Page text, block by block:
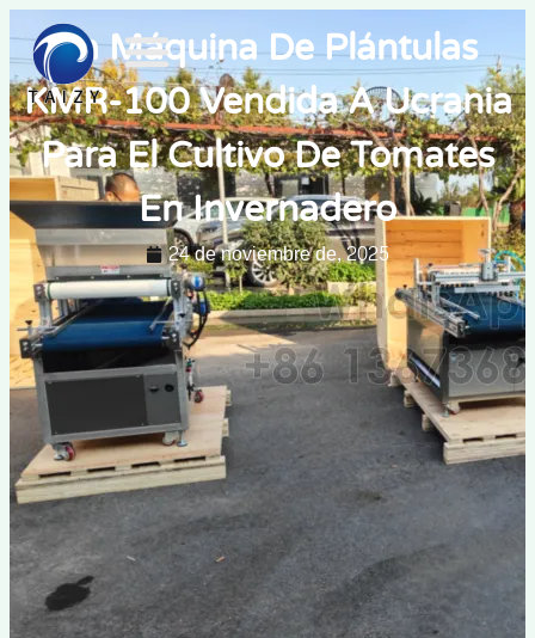
La Máquina De Plántulas
KMR-100 Vendida A Ucrania
Para El Cultivo De Tomates
En Invernadero
24 de noviembre de, 2025